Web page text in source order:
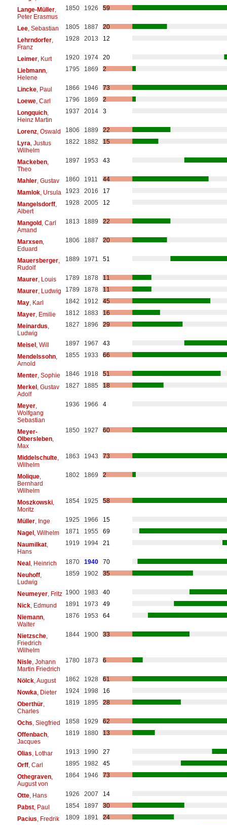
Lange-Müller,
Peter Erasmus
1850 1926 59
Lee, Sebastian 1805 1887
20
Lehrndorfer,
Franz
1928 2013 12
Leimer, Kurt 1920 1974
20
Liebmann,
Helene
1795 1869 2
Lincke, Paul 1866 1946
73
Loewe, Carl 1796 1869
2
Longquich,
Heinz Martin
1937 2014 3
Lorenz, Oswald 1806 1889
22
Lyra, Justus
Wilhelm
1822 1882 15
Mackeben,
Theo
1897 1953 43
Mahler, Gustav 1860 1911
44
Mamlok, Ursula 1923 2016
17
Mangelsdorff,
Albert
1928 2005 12
Mangold , Carl
Amand
1813 1889 22
Marxsen,
Eduard
1806 1887 20
Mauersberger,
Rudolf
1889 1971 51
Maurer, Louis 1789 1878
11
Maurer, Ludwig 1789 1878
11
May, Karl 1842 1912
45
Mayer, Emilie 1812 1883
16
Meinardus,
Ludwig
1827 1896 29
Meisel , Will 1897 1967
43
Mendelssohn,
Arnold
1855 1933 66
Menter, Sophie 1846 1918
51
Merkel , Gustav
Adolf
1827 1885 18
Meyer,
Wolfgang
Sebastian
1936 1966 4
Meyer-
Olbersleben,
Max
1850 1927 60
Middelschulte,
Wilhelm
1863 1943 73
Molique,
Bernhard
Wilhelm
1802 1869 2
Moszkowski,
Moritz
1854 1925 58
Müller, Inge 1925 1966
15
Nagel , Wilhelm 1871 1955
69
Naumilkat,
Hans
1919 1994 21
Neal , Heinrich 1870 1940
70
Neuhoff,
Ludwig
1859 1902 35
Neumeyer, Fritz 1900 1983
40
Nick, Edmund 1891 1973
49
Niemann,
Walter
1876 1953 64
Nietzsche,
Friedrich
Wilhelm
1844 1900 33
Nisle, Johann
Martin Friedrich
1780 1873 6
Nölck, August 1862 1928
61
Nowka, Dieter 1924 1998
16
Oberthür,
Charles
1819 1895 28
Ochs, Siegfried 1858 1929
62
Offenbach,
Jacques
1819 1880 13
Olias, Lothar 1913 1990
27
Orff, Carl 1895 1982
45
Othegraven,
August von
1864 1946 73
Otte, Hans 1926 2007
14
Pabst, Paul 1854 1897
30
Pacius, Fredrik 1809 1891
24